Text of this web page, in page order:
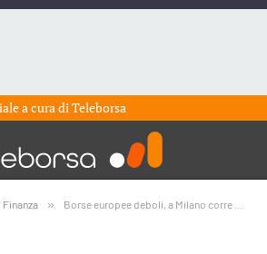
a cura diTeleborsa
Finanza » Borse europee deboli, a Milano corre Buzzi